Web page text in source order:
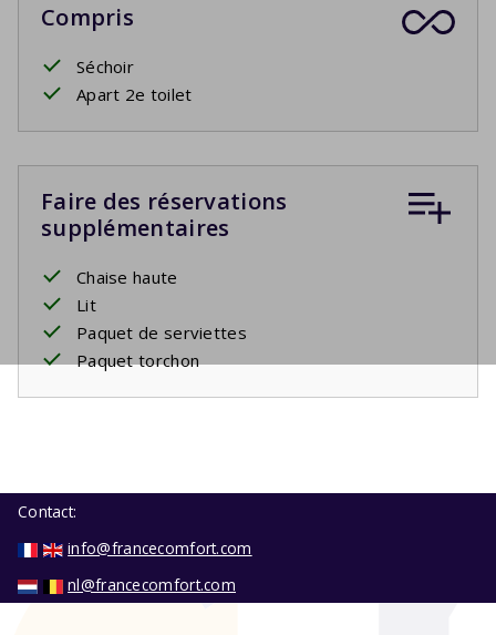
Compris
Séchoir
Apart 2e toilet
Faire des réservations
supplémentaires
Chaise haute
Lit
Paquet de serviettes
Paquet torchon
Contact:
info@francecomfort.com
nl@francecomfort.com